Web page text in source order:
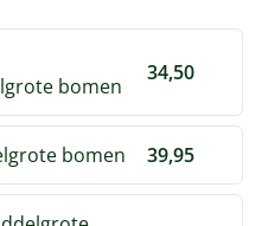
bomen
34,50
bomen 39,95